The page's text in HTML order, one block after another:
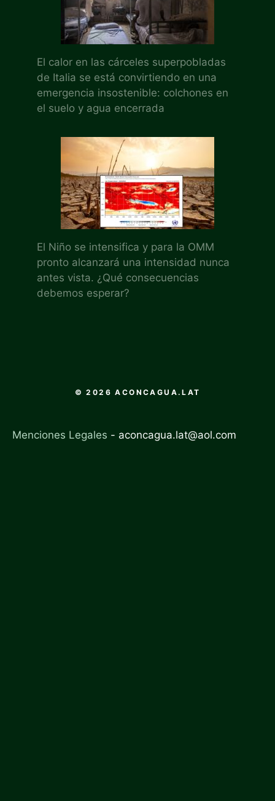
El calor en las cárceles superpobladas
de Italia se está convirtiendo en una
emergencia insostenible: colchones en
el suelo y agua encerrada
El Niño se intensifica y para la OMM
pronto alcanzará una intensidad nunca
antes vista. ¿Qué consecuencias
debemos esperar?
© 2026 ACONCAGUA.LAT
Menciones Legales - aconcagua.lat@aol.com